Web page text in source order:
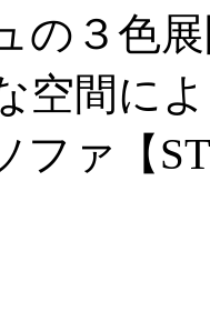
の３色
空間に
ファ【